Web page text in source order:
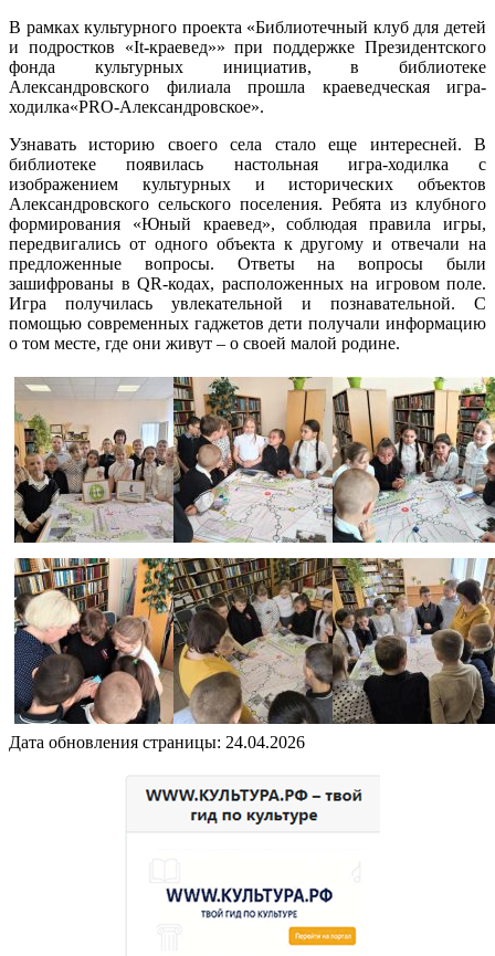
В рамках культурного проекта «Библиотечный клуб для детей
и подростков «It-краевед»» при поддержке Президентского
фонда культурных инициатив, в библиотеке
Александровского филиала прошла краеведческая игра-
ходилка«PRO-Александровское».
Узнавать историю своего села стало еще интересней. В
библиотеке появилась настольная игра-ходилка с
изображением культурных и исторических объектов
Александровского сельского поселения. Ребята из клубного
формирования «Юный краевед», соблюдая правила игры,
передвигались от одного объекта к другому и отвечали на
предложенные вопросы. Ответы на вопросы были
зашифрованы в QR-кодах, расположенных на игровом поле.
Игра получилась увлекательной и познавательной. С
помощью современных гаджетов дети получали информацию
о том месте, где они живут – о своей малой родине.
Дата обновления страницы: 24.04.2026